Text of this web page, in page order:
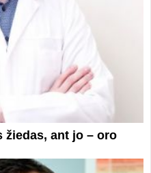
žiedas, ant jo – oro